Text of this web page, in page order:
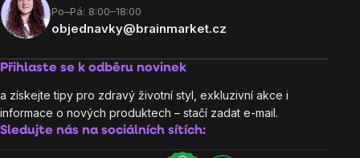
Po–Pá: 8:00–18:00
objednavky@brainmarket.cz
Přihlaste se k odběru novinek
a získejte tipy pro zdravý životní styl, exkluzivní akce i
informace o nových produktech – stačí zadat e-mail.
Sledujte nás na sociálních sítích: